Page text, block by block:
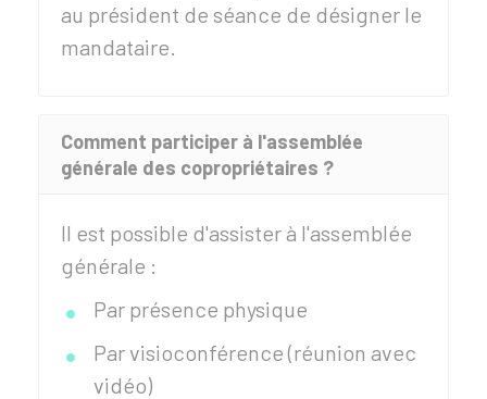
au président de séance de désigner le
mandataire.
Comment participer à l'assemblée
générale des copropriétaires ?
Il est possible d'assister à l'assemblée
générale :
Par présence physique
Par visioconférence (réunion avec
vidéo)